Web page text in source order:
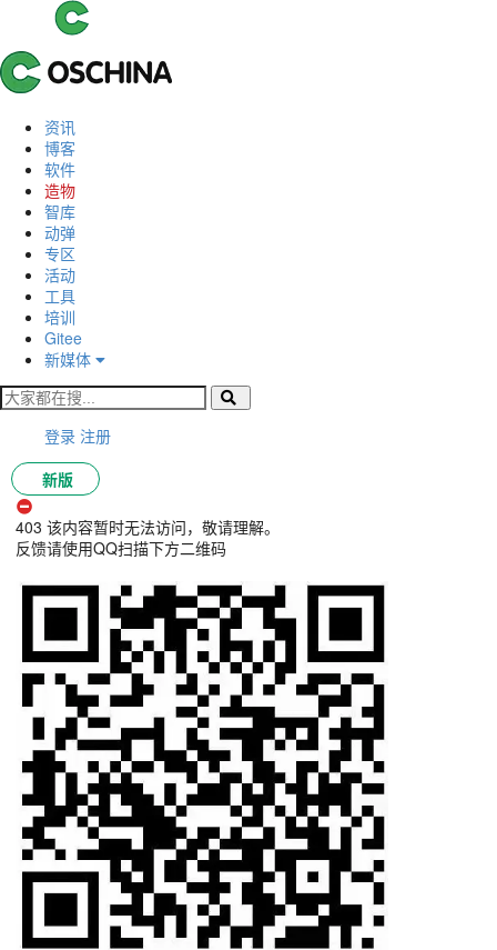
资讯
博客
软件
造物
智库
动弹
专区
活动
工具
培训
Gitee
新媒体
登录 注册
新版
403 该内容暂时无法访问，敬请理解。
反馈请使用QQ扫描下方二维码